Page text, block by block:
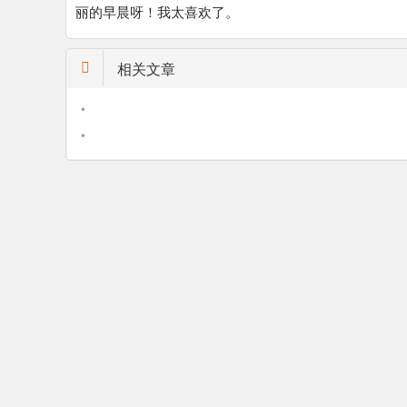
丽的早晨呀！我太喜欢了。
相关文章
•
•